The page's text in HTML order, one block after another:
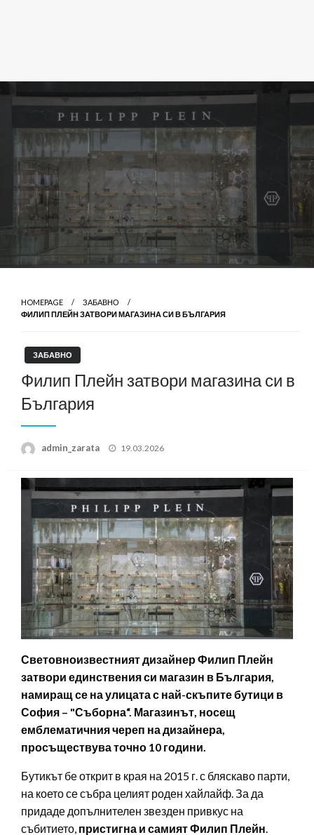
HOMEPAGE
ЗАБАВНО
ФИЛИП ПЛЕЙН ЗАТВОРИ МАГАЗИНА СИ В БЪЛГАРИЯ
ЗАБАВНО
Филип Плейн затвори магазина си в
България
admin_zarata
Posted
19.03.2026
Световноизвестният дизайнер Филип Плейн
затвори единствения си магазин в България,
намиращ се на улицата с най-скъпите бутици в
София – "Съборна“. Магазинът, носещ
емблематичния череп на дизайнера,
просъществува точно 10 години.
Бутикът бе открит в края на 2015 г. с бляскаво парти,
на което се събра целият роден хайлайф. За да
придаде допълнителен звезден привкус на
събитието, пристигна и самият Филип Плейн.